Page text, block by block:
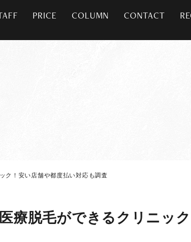
PRICE COLUMN CONTACT
ク！安い店舗や都度払い対応も調査
療脱毛ができるクリニッ